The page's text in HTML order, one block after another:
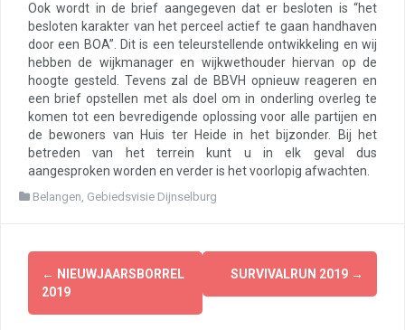
Ook wordt in de brief aangegeven dat er besloten is “het
besloten karakter van het perceel actief te gaan handhaven
door een BOA”. Dit is een teleurstellende ontwikkeling en wij
hebben de wijkmanager en wijkwethouder hiervan op de
hoogte gesteld. Tevens zal de BBVH opnieuw reageren en
een brief opstellen met als doel om in onderling overleg te
komen tot een bevredigende oplossing voor alle partijen en
de bewoners van Huis ter Heide in het bijzonder. Bij het
betreden van het terrein kunt u in elk geval dus
aangesproken worden en verder is het voorlopig afwachten.
Belangen, Gebiedsvisie Dijnselburg
Berichtnavigatie
← NIEUWJAARSBORREL
2019
SURVIVALRUN 2019 →